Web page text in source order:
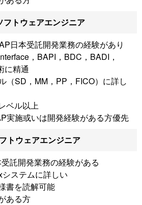
トウェアエンジニア
日本受託開発業務の経験があり
，BAPI，BDC，BADI，
に精通
（SD，MM，PP，FICO）に詳し
ベル以上
実施或いは開発経験がある方優先
トウェアエンジニア
託開発業務の経験がある
ステムに詳しい
書を読解可能
ある方